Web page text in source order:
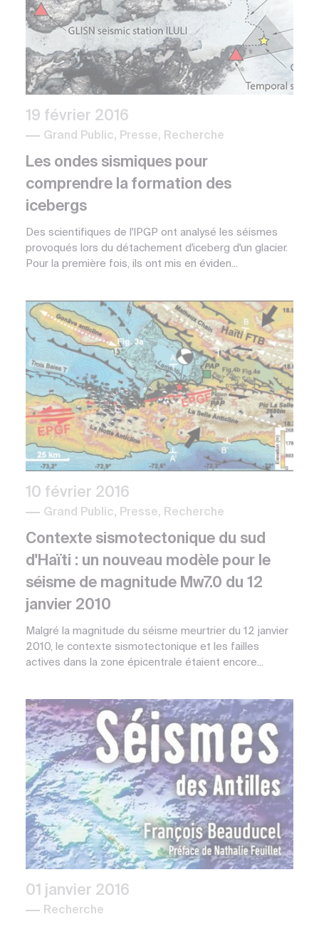
19 février 2016
Grand Public, Presse, Recherche
Les ondes sismiques pour
comprendre la formation des
icebergs
Des scientifiques de l'IPGP ont analysé les séismes
provoqués lors du détachement d'iceberg d'un glacier.
Pour la première fois, ils ont mis en éviden...
10 février 2016
Grand Public, Presse, Recherche
Contexte sismotectonique du sud
d'Haïti : un nouveau modèle pour le
séisme de magnitude Mw7.0 du 12
janvier 2010
Malgré la magnitude du séisme meurtrier du 12 janvier
2010, le contexte sismotectonique et les failles
actives dans la zone épicentrale étaient encore...
01 janvier 2016
Recherche